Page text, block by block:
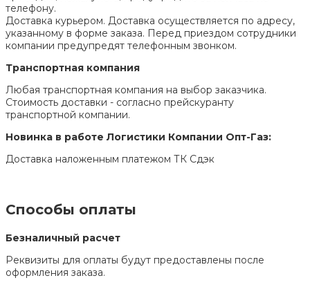
телефону.
Доставка курьером. Доставка осуществляется по адресу,
указанному в форме заказа. Перед приездом сотрудники
компании предупредят телефонным звонком.
Транспортная компания
Любая транспортная компания на выбор заказчика.
Стоимость доставки - согласно прейскуранту
транспортной компании.
Новинка в работе Логистики Компании Опт-Газ:
Доставка наложенным платежом ТК Сдэк
Способы оплаты
Безналичный расчет
Реквизиты для оплаты будут предоставлены после
оформления заказа.